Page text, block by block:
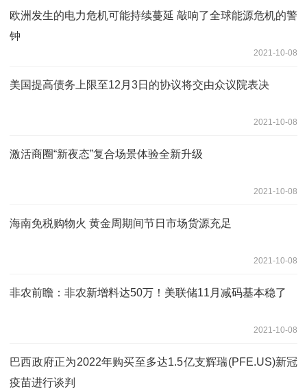
欧洲发生的电力危机可能持续蔓延 敲响了全球能源危机的警
钟
2021-10-08
美国提高债务上限至12月3日的协议将交由众议院表决
2021-10-08
激活商圈“新夜态”复合场景体验全新升级
2021-10-08
海南免税购物火 黄金周期间节日市场货源充足
2021-10-08
非农前瞻：非农新增料达50万！美联储11月减码基本稳了
2021-10-08
巴西政府正为2022年购买至多达1.5亿支辉瑞(PFE.US)新冠
疫苗进行谈判